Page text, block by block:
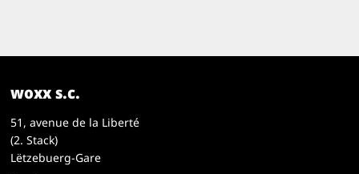
woxx s.c.
51, avenue de la Liberté
(2. Stack)
Lëtzebuerg-Gare